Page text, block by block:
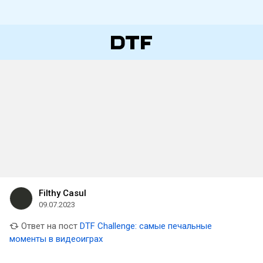
Filthy Casul
09.07.2023
Ответ на пост DTF Challenge: самые печальные
моменты в видеоиграх